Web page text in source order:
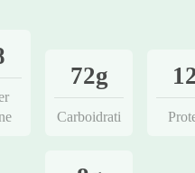
72g
Carboidrati